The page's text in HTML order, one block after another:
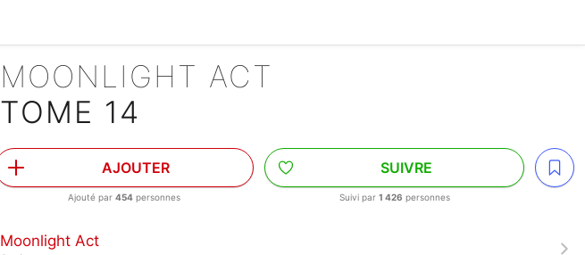
MOONLIGHT ACT
TOME 14
AJOUTER
Ajouté par454 personnes
SUIVRE
Suivi par 1 426 personnes
Moonlight Act